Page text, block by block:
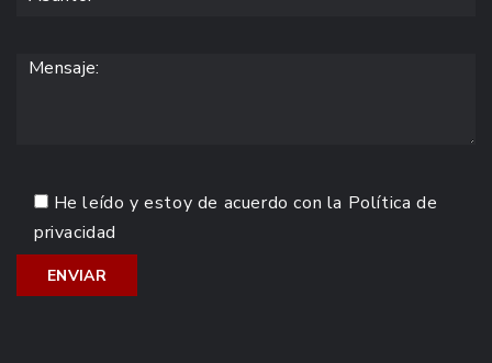
He leído y estoy de acuerdo con la Política de
privacidad